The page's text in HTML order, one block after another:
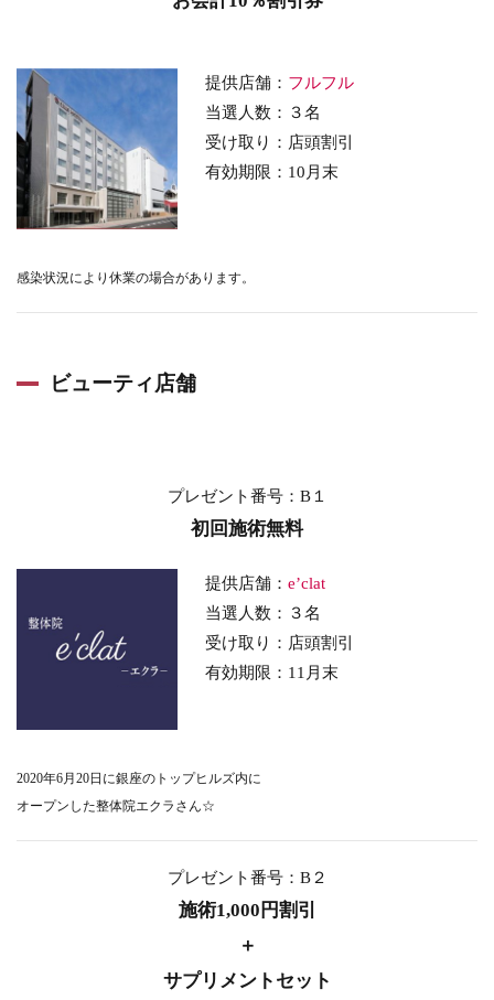
提供店舗： フルフル
当選人数：３名
受け取り：店頭割引
有効期限：10月末
感染状況により休業の場合があります。
ビューティ店舗
プレゼント番号：B１
初回施術無料
提供店舗：e’clat
当選人数：３名
受け取り：店頭割引
有効期限：11月末
2020年6月20日に銀座のトップヒルズ内に
オープンした整体院エクラさん☆
プレゼント番号：B２
施術1,000円割引
＋
サプリメントセット